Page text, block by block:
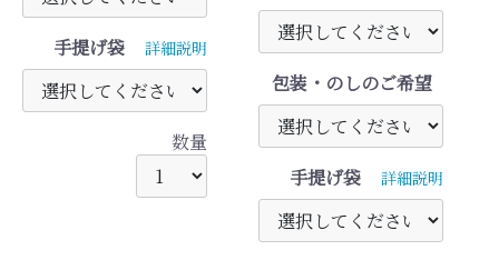
手提げ袋 詳細説明
数量
包装・のしのご希望
手提げ袋 詳細説明